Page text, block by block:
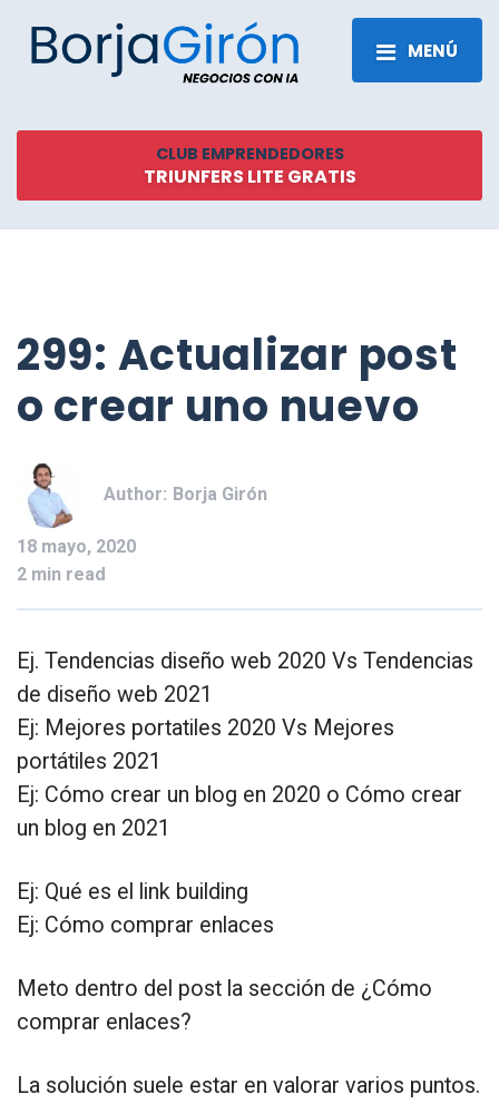
MENÚ
CLUB EMPRENDEDORES
TRIUNFERS LITE GRATIS
299: Actualizar post
o crear uno nuevo
Author: Borja Girón
18 mayo, 2020
2 min read
Ej. Tendencias diseño web 2020 Vs Tendencias
de diseño web 2021
Ej: Mejores portatiles 2020 Vs Mejores
portátiles 2021
Ej: Cómo crear un blog en 2020 o Cómo crear
un blog en 2021
Ej: Qué es el link building
Ej: Cómo comprar enlaces
Meto dentro del post la sección de ¿Cómo
comprar enlaces?
La solución suele estar en valorar varios puntos.